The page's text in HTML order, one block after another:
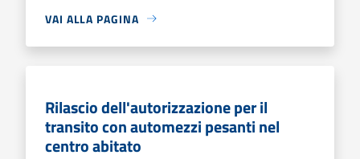
VAI ALLA PAGINA
Rilascio dell'autorizzazione per il
transito con automezzi pesanti nel
centro abitato